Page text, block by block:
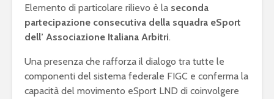
Elemento di particolare rilievo è la seconda
partecipazione consecutiva della squadra eSport
dell’ Associazione Italiana Arbitri.
Una presenza che rafforza il dialogo tra tutte le
componenti del sistema federale FIGC e conferma la
capacità del movimento eSport LND di coinvolgere